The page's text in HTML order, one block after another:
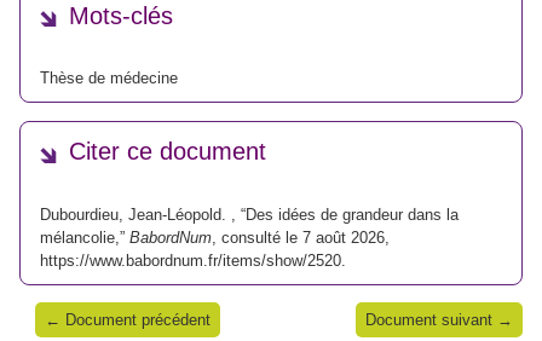
Mots-clés
Thèse de médecine
Citer ce document
Dubourdieu, Jean-Léopold. , “Des idées de grandeur dans la
mélancolie,” BabordNum , consulté le 7 août 2026,
https://www.babordnum.fr/items/show/2520
← Document précédent Document suivant →